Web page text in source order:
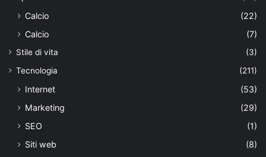
Calcio
(22)
Calcio
(7)
Stile di vita
(3)
Tecnologia
(211)
Internet
(53)
Marketing
(29)
SEO
(1)
Siti web
(8)